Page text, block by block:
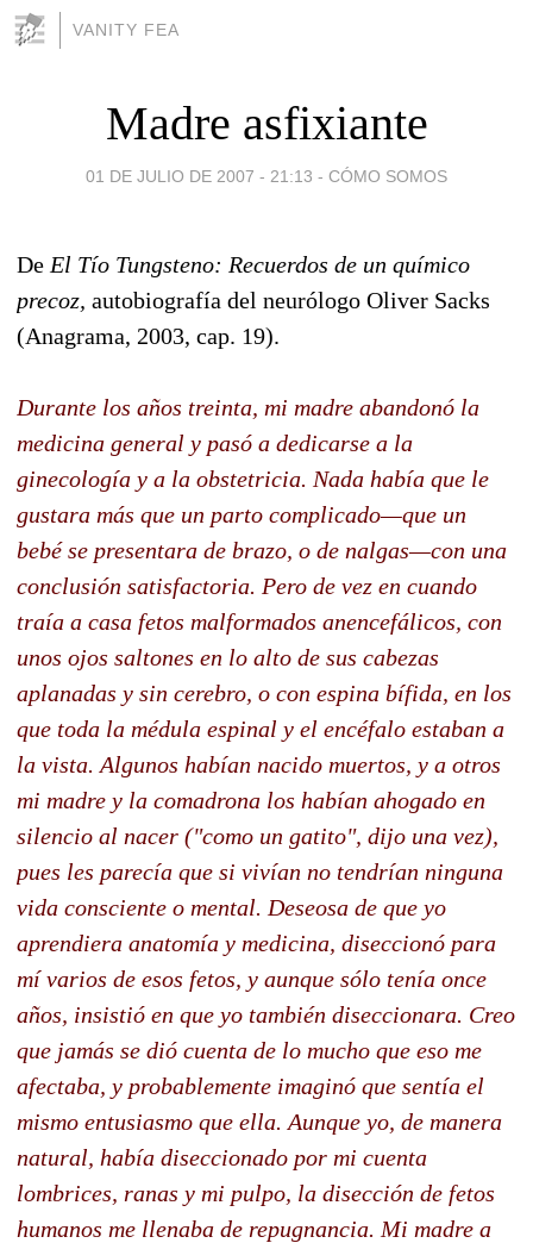
VANITY FEA
Madre asfixiante
01 DE JULIO DE 2007 - 21:13 - CÓMO SOMOS
De El Tío Tungsteno: Recuerdos de un químico
precoz, autobiografía del neurólogo Oliver Sacks
(Anagrama, 2003, cap. 19).
Durante los años treinta, mi madre abandonó la
medicina general y pasó a dedicarse a la
ginecología y a la obstetricia. Nada había que le
gustara más que un parto complicado—que un
bebé se presentara de brazo, o de nalgas—con una
conclusión satisfactoria. Pero de vez en cuando
traía a casa fetos malformados anencefálicos, con
unos ojos saltones en lo alto de sus cabezas
aplanadas y sin cerebro, o con espina bífida, en los
que toda la médula espinal y el encéfalo estaban a
la vista. Algunos habían nacido muertos, y a otros
mi madre y la comadrona los habían ahogado en
silencio al nacer ("como un gatito", dijo una vez),
pues les parecía que si vivían no tendrían ninguna
vida consciente o mental. Deseosa de que yo
aprendiera anatomía y medicina, diseccionó para
mí varios de esos fetos, y aunque sólo tenía once
años, insistió en que yo también diseccionara. Creo
que jamás se dió cuenta de lo mucho que eso me
afectaba, y probablemente imaginó que sentía el
mismo entusiasmo que ella. Aunque yo, de manera
natural, había diseccionado por mi cuenta
lombrices, ranas y mi pulpo, la disección de fetos
humanos me llenaba de repugnancia. Mi madre a